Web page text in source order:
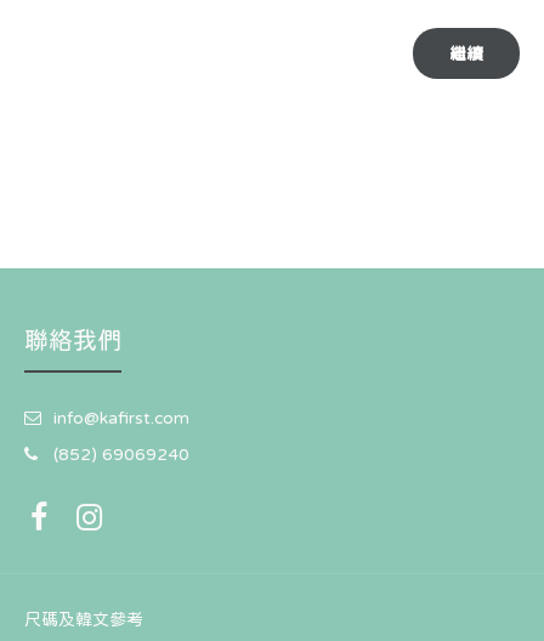
繼續
聯絡我們
info@kafirst.com
(852) 69069240
尺碼及韓文參考